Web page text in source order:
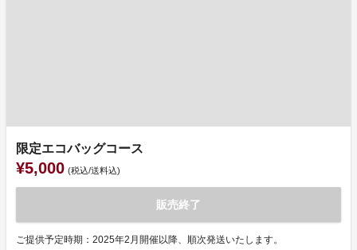
限定エコバッグコース
¥5,000 (税込/送料込)
販売終了
ご提供予定時期：2025年2月開催以降、順次発送いたします。